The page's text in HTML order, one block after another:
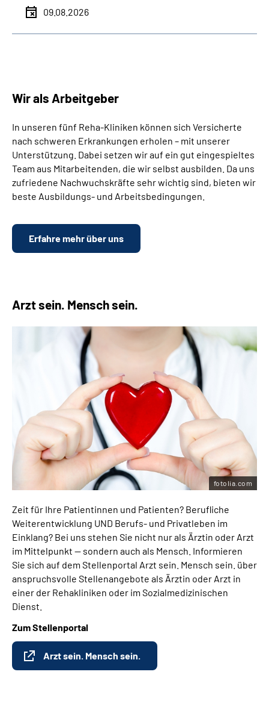
09.08.2026
Wir als Arbeitgeber
In unseren fünf Reha-Kliniken können sich Versicherte
nach schweren Erkrankungen erholen – mit unserer
Unterstützung. Dabei setzen wir auf ein gut eingespieltes
Team aus Mitarbeitenden, die wir selbst ausbilden. Da uns
zufriedene Nachwuchskräfte sehr wichtig sind, bieten wir
beste Ausbildungs- und Arbeitsbedingungen.
Erfahre mehr über uns
Arzt sein. Mensch sein.
Zeit für Ihre Patientinnen und Patienten? Berufliche
Weiterentwicklung UND Berufs- und Privatleben im
Einklang? Bei uns stehen Sie nicht nur als Ärztin oder Arzt
im Mittelpunkt — sondern auch als Mensch. Informieren
Sie sich auf dem Stellenportal Arzt sein. Mensch sein. über
anspruchsvolle Stellenangebote als Ärztin oder Arzt in
einer der Rehakliniken oder im Sozialmedizinischen
Dienst.
Zum Stellenportal
Arzt sein. Mensch sein.
fotolia.com